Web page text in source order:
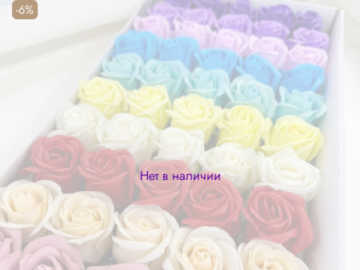
Нет в наличии
-6%